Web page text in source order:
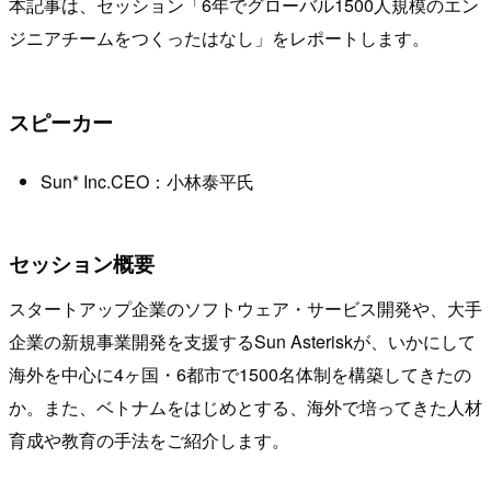
ジニアチームをつくったはなし」をレポートします。
スピーカー
Sun* Inc.CEO：小林泰平氏
セッション概要
スタートアップ企業のソフトウェア・サービス開発や、大手
企業の新規事業開発を支援するSun Asteriskが、いかにして
海外を中心に4ヶ国・6都市で1500名体制を構築してきたの
か。また、ベトナムをはじめとする、海外で培ってきた人材
育成や教育の手法をご紹介します。